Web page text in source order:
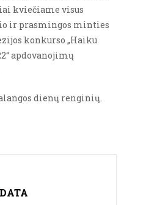
kviečiame visus
ir prasmingos minties
konkurso „Haiku
apdovanojimų
dienų renginių.
DATA